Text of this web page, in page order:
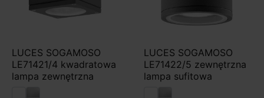
LUCES SOGAMOSO
LE71421/4 kwadratowa
lampa zewnętrzna
LUCES SOGAMOSO
LE71422/5 zewnętrzna
lampa sufitowa